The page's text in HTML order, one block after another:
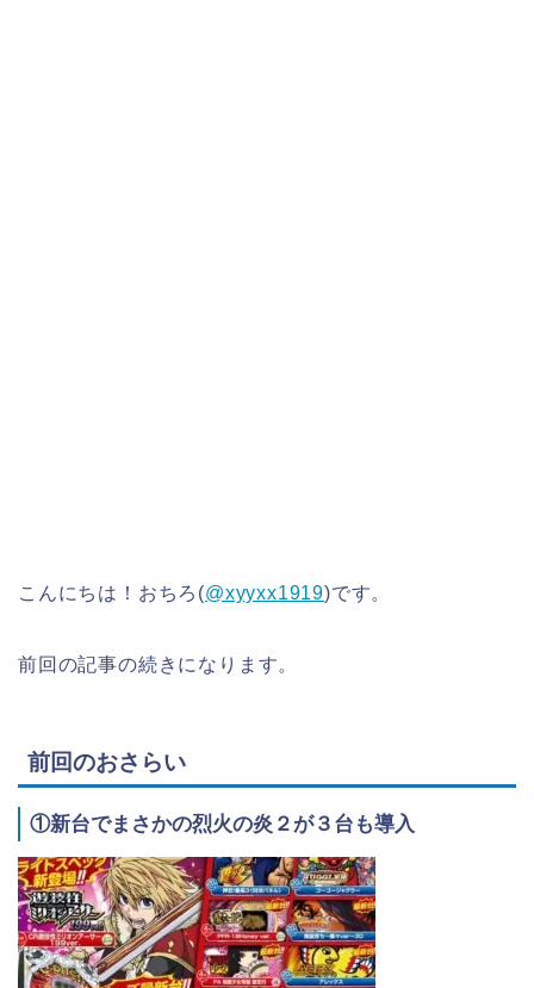
こんにちは！おちろ(@xyyxx1919)です。
前回の記事の続きになります。
前回のおさらい
①新台でまさかの烈火の炎２が３台も導入